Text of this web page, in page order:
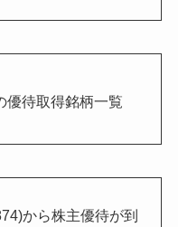
優待取得銘柄一覧
から株主優待が到